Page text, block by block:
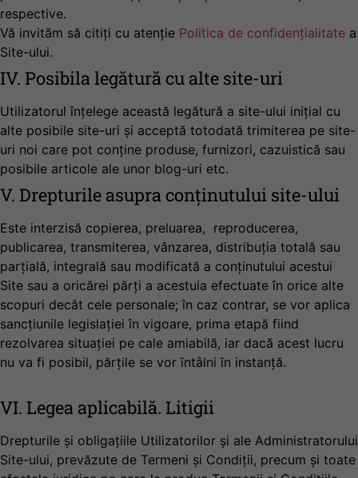
respective.
Vă invităm să citiți cu atenție Politica de confidențialitate a
Site-ului.
IV. Posibila legătură cu alte site-uri
Utilizatorul înțelege această legătură a site-ului inițial cu
alte posibile site-uri și acceptă totodată trimiterea pe site-
uri noi care pot conține produse, furnizori, cazuistică sau
posibile articole ale unor blog-uri etc.
V. Drepturile asupra conținutului site-ului
Este interzisă copierea, preluarea, reproducerea,
publicarea, transmiterea, vânzarea, distribuția totală sau
parțială, integrală sau modificată a conținutului acestui
Site sau a oricărei părți a acestuia efectuate în orice alte
scopuri decât cele personale; în caz contrar, se vor aplica
sancțiunile legislației în vigoare, prima etapă fiind
rezolvarea situației pe cale amiabilă, iar dacă acest lucru
nu va fi posibil, părțile se vor întâlni în instanță.
VI. Legea aplicabilă. Litigii
Drepturile și obligațiile Utilizatorilor și ale Administratorului
Site-ului, prevăzute de Termeni și Condiții, precum și toate